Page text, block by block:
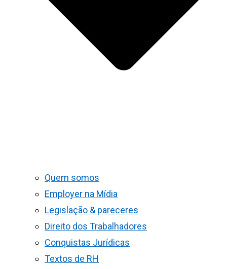
Quem somos
Employer na Mídia
Legislação & pareceres
Direito dos Trabalhadores
Conquistas Jurídicas
Textos de RH